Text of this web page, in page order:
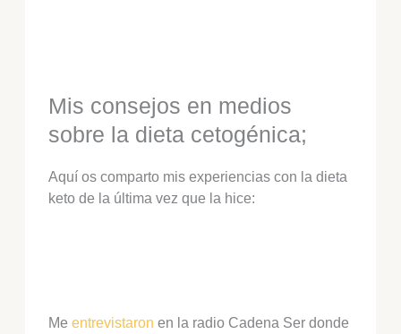
Mis consejos en medios
sobre la dieta cetogénica;
Aquí os comparto mis experiencias con la dieta
keto de la última vez que la hice:
Me entrevistaron en la radio Cadena Ser donde